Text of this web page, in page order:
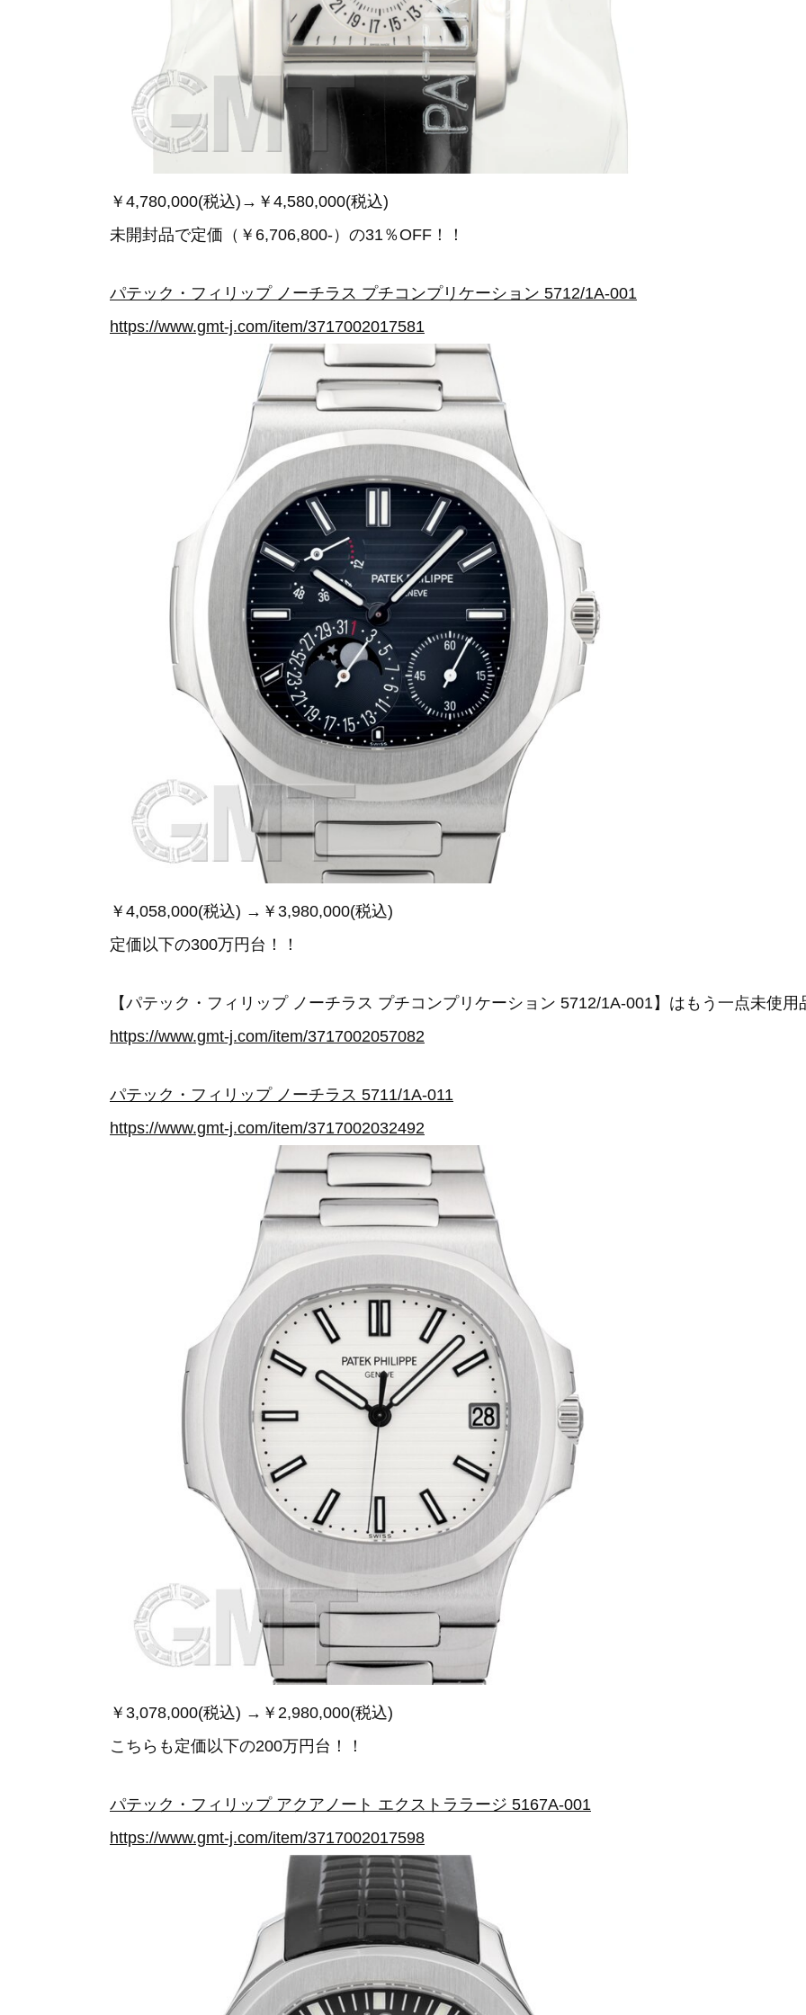
￥4,780,000(税込)→￥4,580,000(税込)
未開封品で定価（￥6,706,800-）の31％OFF！！
パテック・フィリップ ノーチラス プチコンプリケーション 5712/1A-001
https://www.gmt-j.com/item/3717002017581
￥4,058,000(税込) →￥3,980,000(税込)
定価以下の300万円台！！
【パテック・フィリップ ノーチラス プチコンプリケーション 5712/1A-001】はもう一点未使用
https://www.gmt-j.com/item/3717002057082
パテック・フィリップ ノーチラス 5711/1A-011
https://www.gmt-j.com/item/3717002032492
￥3,078,000(税込) →￥2,980,000(税込)
こちらも定価以下の200万円台！！
パテック・フィリップ アクアノート エクストララージ 5167A-001
https://www.gmt-j.com/item/3717002017598